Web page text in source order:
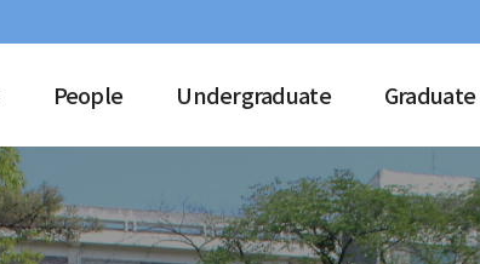
People Undergraduate Graduate